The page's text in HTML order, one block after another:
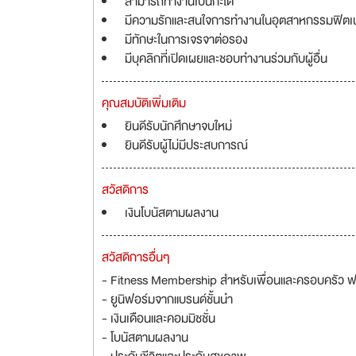
มีความรักและสนใจการทำงานในอุตสาหกรรมฟิต
มีทักษะในการเจรจาต่อรอง
มีบุคลิกที่เปิดเผยและชอบทำงานร่วมกับผู้อื่น
คุณสมบัติเพิ่มเติม
ยินดีรับนักศึกษาจบใหม่
ยินดีรับผู้ไม่มีประสบการณ์
สวัสดิการ
เงินโบนัสตามผลงาน
สวัสดิการอื่นๆ
- Fitness Membership สำหรับเพื่อนและครอบครัว
- ยูนิฟอร์มจากแบรนด์ชั้นนำ
- เงินเดือนและคอมมิชชั่น
- โบนัสตามผลงาน